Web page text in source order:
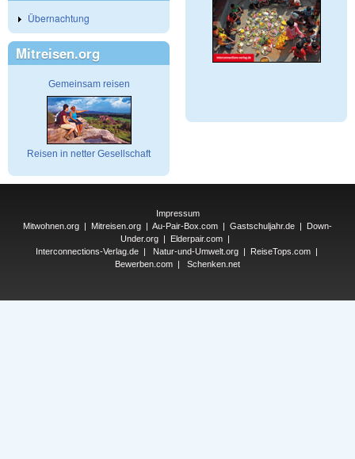
Übernachtung
Mitreisen.org
Gemeinsam reisen
Reisen in netter Gesellschaft
Impressum
Mitwohnen.org | Mitreisen.org | Au-Pair-Box.com | Gastschuljahr.de | Down-
Under.org | Elderpair.com |
Interconnections-Verlag.de| Natur-und-Umwelt.org| ReiseTops.com|
Bewerben.com | Schenken.net